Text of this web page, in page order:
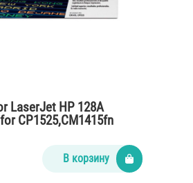
LaserJet HP 128A
CP1525,CM1415fn
В корзину